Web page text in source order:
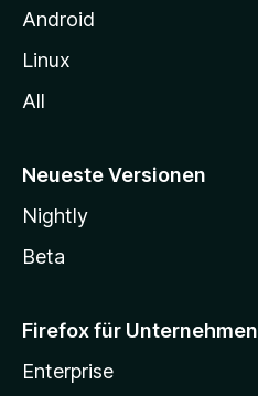
n
Android
Linux
All
Neueste Versionen
Nightly
Beta
Firefox für Unternehmen
Enterprise